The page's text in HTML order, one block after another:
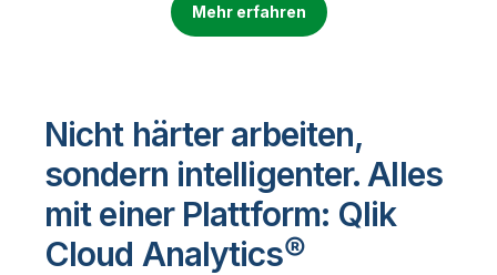
Mehr erfahren
Nicht härter arbeiten,
sondern intelligenter. Alles
mit einer Plattform: Qlik
Cloud Analytics®